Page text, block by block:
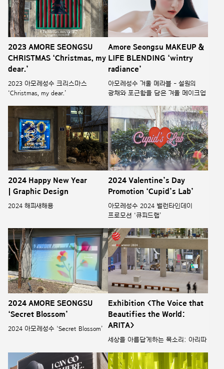
2023 AMORE SEONGSU
CHRISTMAS ‘Christmas, my
dear.’
2023 아모레성수 크리스마스
‘Christmas, my dear.’
Amore Seongsu MAKEUP &
LIFE BLENDING ‘wintry
radiance’
아모레성수 겨울 메라블 - 설원의
광채와 포근함을 담은 겨울 메이크업
2024 Happy New Year
| Graphic Design
2024 해피새해용
2024 Valentine’s Day
Promotion ‘Cupid’s Lab’
아모레성수 2024 밸런타인데이
프로모션 ‘큐피드랩’
2024 AMORE SEONGSU
‘Secret Blossom’
2024 아모레성수 ‘Secret Blossom’
Exhibition <The Voice that
Beautifies the World:
ARITA>
세상을 아름답게하는 목소리: 아리따